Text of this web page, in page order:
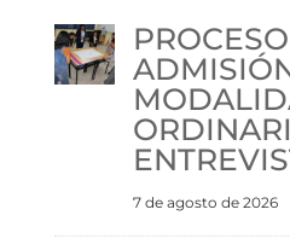
7 de agosto de 2026